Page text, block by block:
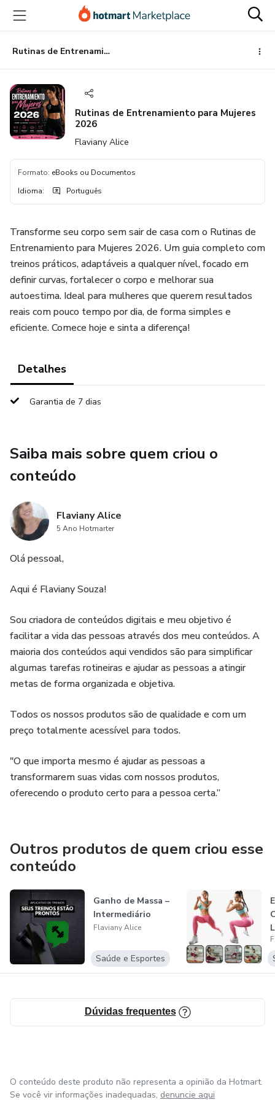
para
conteúdo
principal
para
pagamento
para
rodapé
Rutinas de Entrenamiento para Mujeres 2026
Rutinas de Entrenamiento para Mujeres
2026
Flaviany Alice
Formato: eBooks ou Documentos
Idioma: Português
Transforme seu corpo sem sair de casa com o Rutinas de
Entrenamiento para Mujeres 2026. Um guia completo com
treinos práticos, adaptáveis a qualquer nível, focado em
definir curvas, fortalecer o corpo e melhorar sua
autoestima. Ideal para mulheres que querem resultados
reais com pouco tempo por dia, de forma simples e
eficiente. Comece hoje e sinta a diferença!
Detalhes
Garantia de 7 dias
Saiba mais sobre quem criou o
conteúdo
Flaviany Alice
5 Ano Hotmarter
Olá pessoal,
Aqui é Flaviany Souza!
Sou criadora de conteúdos digitais e meu objetivo é
facilitar a vida das pessoas através dos meu conteúdos. A
maioria dos conteúdos aqui vendidos são para simplificar
algumas tarefas rotineiras e ajudar as pessoas a atingir
metas de forma organizada e objetiva.
Todos os nossos produtos são de qualidade e com um
preço totalmente acessível para todos.
"O que importa mesmo é ajudar as pessoas a
transformarem suas vidas com nossos produtos,
oferecendo o produto certo para a pessoa certa.”
Outros produtos de quem criou esse
conteúdo
Ganho de Massa –
Intermediário
Flaviany Alice
Saúde e Esportes
Dúvidas frequentes
O conteúdo deste produto não representa a opinião da Hotmart.
Se você vir informações inadequadas, denuncie aqui